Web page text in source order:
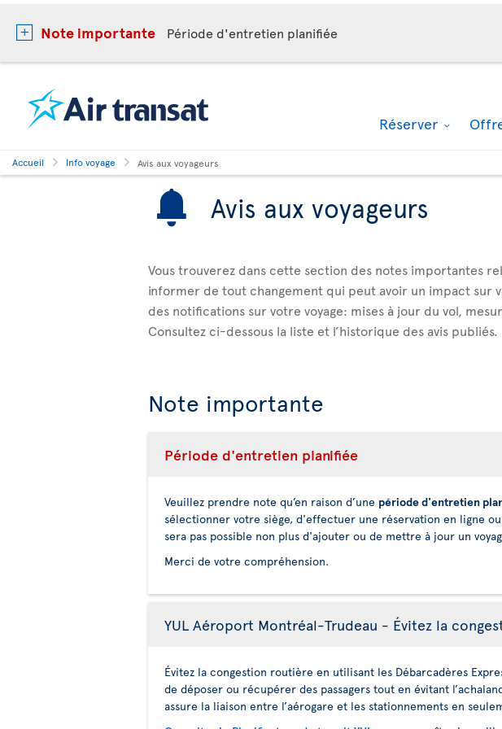
Note importante Période d'entretien planifiée
Réserver
Accueil Info voyage Avis aux voyageurs
Avis aux voyageurs
Vous trouverez dans cette section des notes importantes
informer de tout changement qui peut avoir un impact sur
des notifications sur votre voyage: mises à jour du vol,
Consultez ci-dessous la liste et l’historique des avis publiés.
Note importante
Période d'entretien planifiée
Veuillez prendre note qu’en raison d’une période d'entretien
sélectionner votre siège, d'effectuer une réservation en ligne
sera pas possible non plus d'ajouter ou de mettre à jour un
Merci de votre compréhension.
YUL Aéroport Montréal-Trudeau - Évitez la
Évitez la congestion routière en utilisant les Débarcadères
de déposer ou récupérer des passagers tout en évitant
assure la liaison entre l’aérogare et les stationnements en